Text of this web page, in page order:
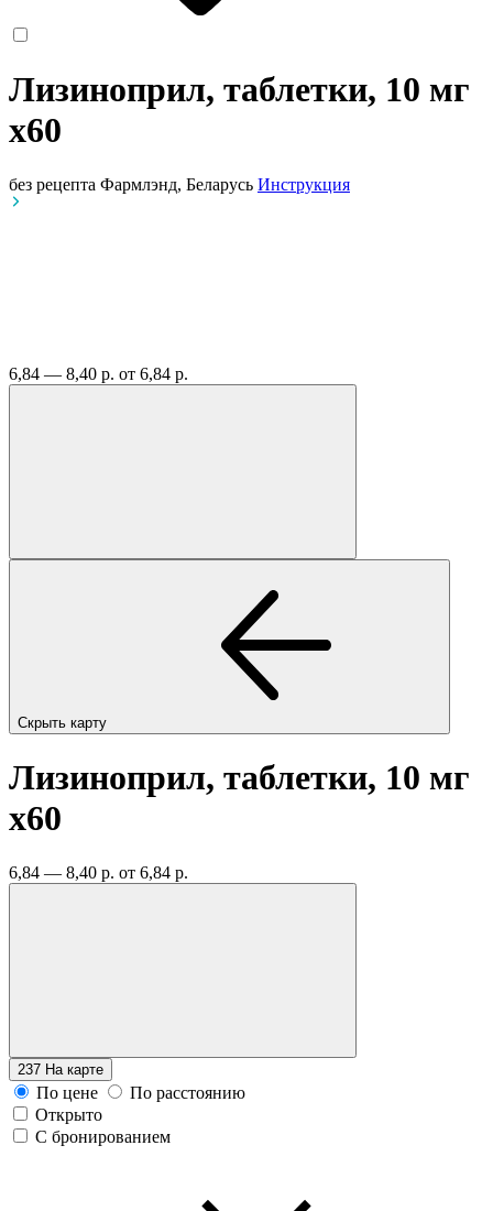
Лизиноприл, таблетки, 10 мг
x60
без рецепта Фармлэнд, Беларусь Инструкция
6,84 — 8,40 р. от 6,84 р.
Скрыть карту
Лизиноприл, таблетки, 10 мг
x60
6,84 — 8,40 р. от 6,84 р.
237 На карте
По цене
По расстоянию
Открыто
С бронированием